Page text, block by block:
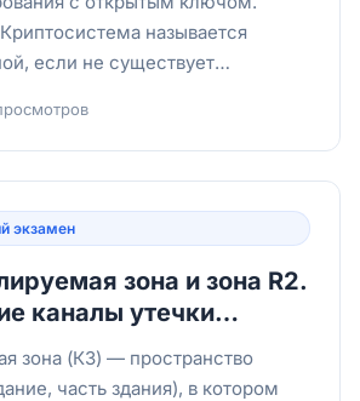
называется
если не существует
экзамен
зона и зона R2.
каналы утечки
ТСПИ.
зона (КЗ) — пространство
часть здания), в котором